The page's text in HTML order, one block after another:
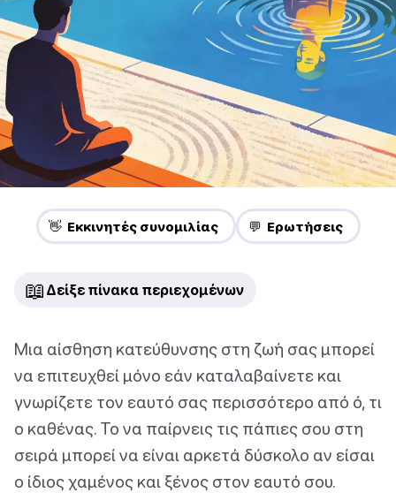
👋 Εκκινητές συνομιλίας 💬 Ερωτήσεις
📖 Δείξε πίνακα περιεχομένων
Μια αίσθηση κατεύθυνσης στη ζωή σας μπορεί
να επιτευχθεί μόνο εάν καταλαβαίνετε και
γνωρίζετε τον εαυτό σας περισσότερο από ό, τι
ο καθένας. Το να παίρνεις τις πάπιες σου στη
σειρά μπορεί να είναι αρκετά δύσκολο αν είσαι
ο ίδιος χαμένος και ξένος στον εαυτό σου.